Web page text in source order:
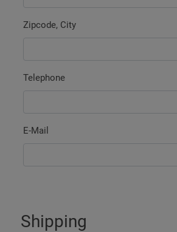
Zipcode, City
Telephone
E-Mail
Shipping